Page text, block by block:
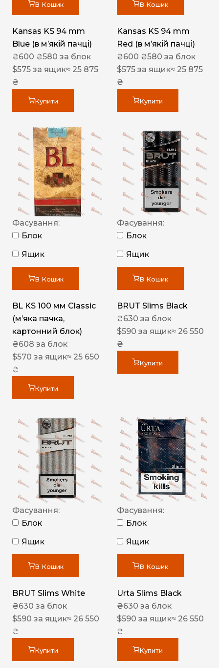
В Кошик
Kansas KS 94 mm
Blue (в мʼякій пачці)
₴600 ₴580 за блок
$575 за ящик≈ 25 875
₴
Купити
В Кошик
Kansas KS 94 mm
Red (в мʼякій пачці)
₴600 ₴580 за блок
$575 за ящик≈ 25 875
₴
Купити
Фасування:
Блок
Ящик
В Кошик
BL KS 100 мм Classic
(м’яка пачка,
картонний блок)
₴608 за блок
$570 за ящик≈ 25 650
₴
Купити
Фасування:
Блок
Ящик
В Кошик
BRUT Slims Black
₴630 за блок
$590 за ящик≈ 26 550
₴
Купити
Фасування:
Блок
Ящик
В Кошик
BRUT Slims White
₴630 за блок
$590 за ящик≈ 26 550
₴
Купити
Фасування:
Блок
Ящик
В Кошик
Urta Slims Black
₴630 за блок
$590 за ящик≈ 26 550
₴
Купити